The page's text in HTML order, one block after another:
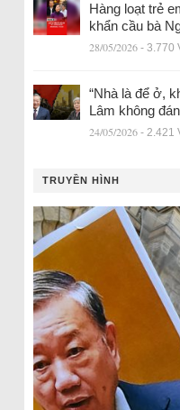
Hàng loạt trẻ
khẩn cầu bà
28/05/2026 - 3.770
“Nhà là để ở,
Lâm không
24/05/2026 - 2.421
TRUYỀN HÌNH